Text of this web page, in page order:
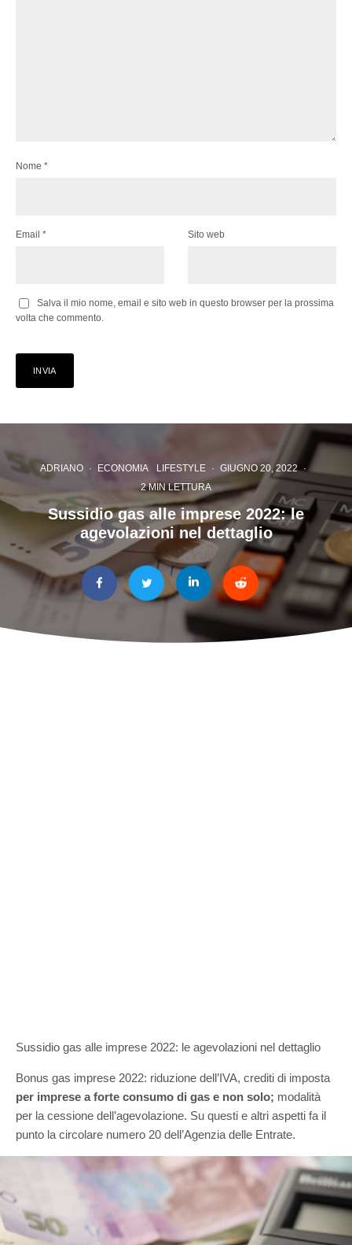
Nome *
Email * Sito web
Salva il mio nome, email e sito web in questo browser per la prossima
volta che commento.
ADRIANO · ECONOMIA LIFESTYLE · GIUGNO 20, 2022 ·
2 MIN LETTURA
Sussidio gas alle imprese 2022: le
agevolazioni nel dettaglio
Sussidio gas alle imprese 2022: le agevolazioni nel dettaglio
Bonus gas imprese 2022: riduzione dell’IVA, crediti di imposta
per imprese a forte consumo di gas e non solo; modalità
per la cessione dell’agevolazione. Su questi e altri aspetti fa il
punto la circolare numero 20 dell’Agenzia delle Entrate.